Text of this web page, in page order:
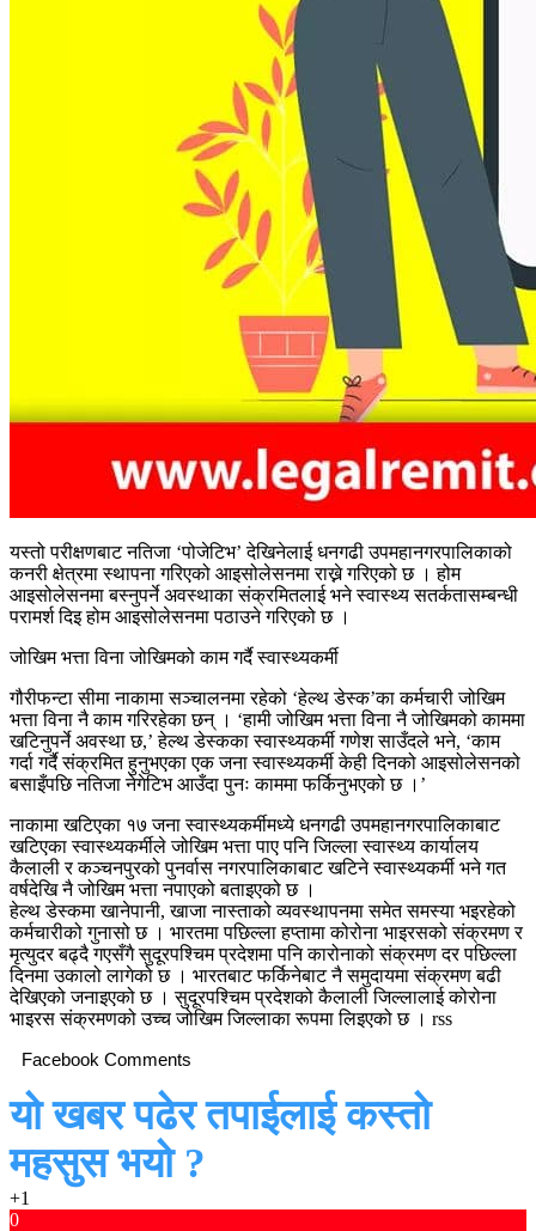
यस्तो परीक्षणबाट नतिजा ‘पोजेटिभ’ देखिनेलाई धनगढी उपमहानगरपालिकाको
कनरी क्षेत्रमा स्थापना गरिएको आइसोलेसनमा राख्ने गरिएको छ । होम
आइसोलेसनमा बस्नुपर्ने अवस्थाका संक्रमितलाई भने स्वास्थ्य सतर्कतासम्बन्धी
परामर्श दिइ होम आइसोलेसनमा पठाउने गरिएको छ ।
जोखिम भत्ता विना जोखिमको काम गर्दै स्वास्थ्यकर्मी
गौरीफन्टा सीमा नाकामा सञ्चालनमा रहेको ‘हेल्थ डेस्क’का कर्मचारी जोखिम
भत्ता विना नै काम गरिरहेका छन् । ‘हामी जोखिम भत्ता विना नै जोखिमको काममा
खटिनुपर्ने अवस्था छ,’ हेल्थ डेस्कका स्वास्थ्यकर्मी गणेश साउँदले भने, ‘काम
गर्दा गर्दै संक्रमित हुनुभएका एक जना स्वास्थ्यकर्मी केही दिनको आइसोलेसनको
बसाइँपछि नतिजा नेगेटिभ आउँदा पुनः काममा फर्किनुभएको छ ।’
नाकामा खटिएका १७ जना स्वास्थ्यकर्मीमध्ये धनगढी उपमहानगरपालिकाबाट
खटिएका स्वास्थ्यकर्मीले जोखिम भत्ता पाए पनि जिल्ला स्वास्थ्य कार्यालय
कैलाली र कञ्चनपुरको पुनर्वास नगरपालिकाबाट खटिने स्वास्थ्यकर्मी भने गत
वर्षदेखि नै जोखिम भत्ता नपाएको बताइएको छ ।
हेल्थ डेस्कमा खानेपानी, खाजा नास्ताको व्यवस्थापनमा समेत समस्या भइरहेको
कर्मचारीको गुनासो छ । भारतमा पछिल्ला हप्तामा कोरोना भाइरसको संक्रमण र
मृत्युदर बढ्दै गएसँगै सुदूरपश्चिम प्रदेशमा पनि कारोनाको संक्रमण दर पछिल्ला
दिनमा उकालो लागेको छ । भारतबाट फर्किनेबाट नै समुदायमा संक्रमण बढी
देखिएको जनाइएको छ । सुदूरपश्चिम प्रदेशको कैलाली जिल्लालाई कोरोना
भाइरस संक्रमणको उच्च जोखिम जिल्लाका रूपमा लिइएको छ । rss
Facebook Comments
यो खबर पढेर तपाईलाई कस्तो
महसुस भयो ?
+1
0